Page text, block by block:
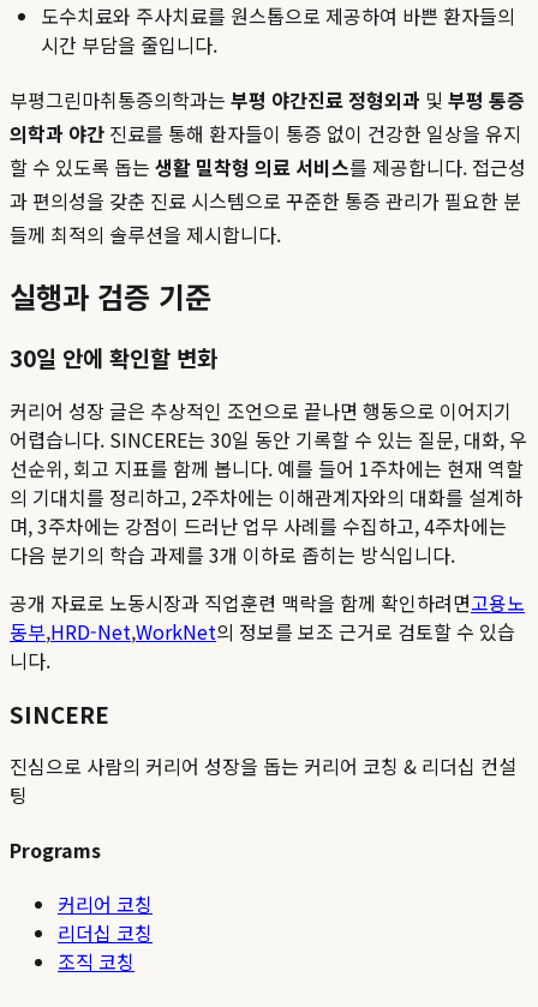
도수치료와 주사치료를 원스톱으로 제공하여 바쁜 환자들의
시간 부담을 줄입니다.
부평그린마취통증의학과는 부평 야간진료 정형외과 및 부평 통증
의학과 야간 진료를 통해 환자들이 통증 없이 건강한 일상을 유지
할 수 있도록 돕는 생활 밀착형 의료 서비스를 제공합니다. 접근성
과 편의성을 갖춘 진료 시스템으로 꾸준한 통증 관리가 필요한 분
들께 최적의 솔루션을 제시합니다.
실행과 검증 기준
30일 안에 확인할 변화
커리어 성장 글은 추상적인 조언으로 끝나면 행동으로 이어지기
어렵습니다. SINCERE는 30일 동안 기록할 수 있는 질문, 대화, 우
선순위, 회고 지표를 함께 봅니다. 예를 들어 1주차에는 현재 역할
의 기대치를 정리하고, 2주차에는 이해관계자와의 대화를 설계하
며, 3주차에는 강점이 드러난 업무 사례를 수집하고, 4주차에는
다음 분기의 학습 과제를 3개 이하로 좁히는 방식입니다.
공개 자료로 노동시장과 직업훈련 맥락을 함께 확인하려면고용노
동부,HRD-Net,WorkNet의 정보를 보조 근거로 검토할 수 있습
니다.
SINCERE
진심으로 사람의 커리어 성장을 돕는 커리어 코칭 & 리더십 컨설
팅
Programs
커리어 코칭
리더십 코칭
조직 코칭